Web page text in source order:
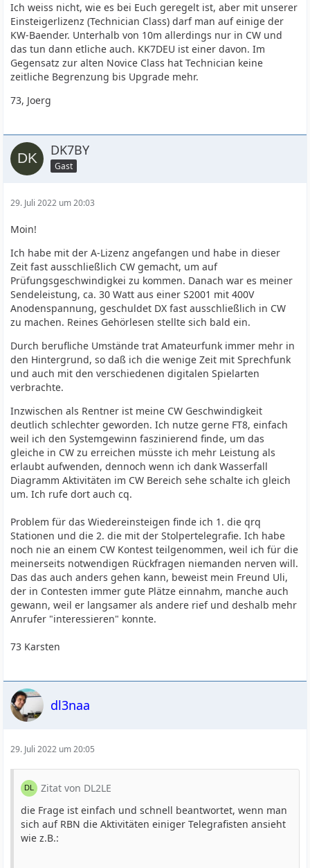
Ich weiss nicht, wie es bei Euch geregelt ist, aber mit unserer
Einsteigerlizenz (Technician Class) darf man auf einige der
KW-Baender. Unterhalb von 10m allerdings nur in CW und
das tun dann etliche auch. KK7DEU ist einer davon. Im
Gegensatz zur alten Novice Class hat Technician keine
zeitliche Begrenzung bis Upgrade mehr.
73, Joerg
DK7BY
Gast
29. Juli 2022 um 20:03
Moin!
Ich habe mit der A-Lizenz angefangen und habe in dieser
Zeit fast ausschließlich CW gemacht, um auf
Prüfungsgeschwindigkei zu kommen. Danach war es meiner
Sendeleistung, ca. 30 Watt aus einer S2001 mit 400V
Anodenspannung, geschuldet DX fast ausschließlich in CW
zu machen. Reines Gehörlesen stellte sich bald ein.
Durch berufliche Umstände trat Amateurfunk immer mehr in
den Hintergrund, so daß ich die wenige Zeit mit Sprechfunk
und auch mit den verschiedenen digitalen Spielarten
verbrachte.
Inzwischen als Rentner ist meine CW Geschwindigkeit
deutlich schlechter geworden. Ich nutze gerne FT8, einfach
weil ich den Systemgewinn faszinierend finde, um das
gleiche in CW zu erreichen müsste ich mehr Leistung als
erlaubt aufwenden, dennoch wenn ich dank Wasserfall
Diagramm Aktivitäten im CW Bereich sehe schalte ich gleich
um. Ich rufe dort auch cq.
Problem für das Wiedereinsteigen finde ich 1. die qrq
Stationen und die 2. die mit der Stolpertelegrafie. Ich habe
noch nie an einem CW Kontest teilgenommen, weil ich für die
meinerseits notwendigen Rückfragen niemanden nerven will.
Das das auch anders gehen kann, beweist mein Freund Uli,
der in Contesten immer gute Plätze einnahm, manche auch
gewann, weil er langsamer als andere rief und deshalb mehr
Anrufer "interessieren" konnte.
73 Karsten
dl3naa
29. Juli 2022 um 20:05
Zitat von DL2LE
die Frage ist einfach und schnell beantwortet, wenn man
sich auf RBN die Aktivitäten einiger Telegrafisten ansieht
wie z.B.: